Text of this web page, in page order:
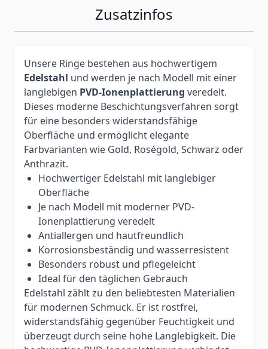
Zusatzinfos
Unsere Ringe bestehen aus hochwertigem
Edelstahl und werden je nach Modell mit einer
langlebigen PVD-Ionenplattierung veredelt.
Dieses moderne Beschichtungsverfahren sorgt
für eine besonders widerstandsfähige
Oberfläche und ermöglicht elegante
Farbvarianten wie Gold, Roségold, Schwarz oder
Anthrazit.
Hochwertiger Edelstahl mit langlebiger
Oberfläche
Je nach Modell mit moderner PVD-
Ionenplattierung veredelt
Antiallergen und hautfreundlich
Korrosionsbeständig und wasserresistent
Besonders robust und pflegeleicht
Ideal für den täglichen Gebrauch
Edelstahl zählt zu den beliebtesten Materialien
für modernen Schmuck. Er ist rostfrei,
widerstandsfähig gegenüber Feuchtigkeit und
überzeugt durch seine hohe Langlebigkeit. Die